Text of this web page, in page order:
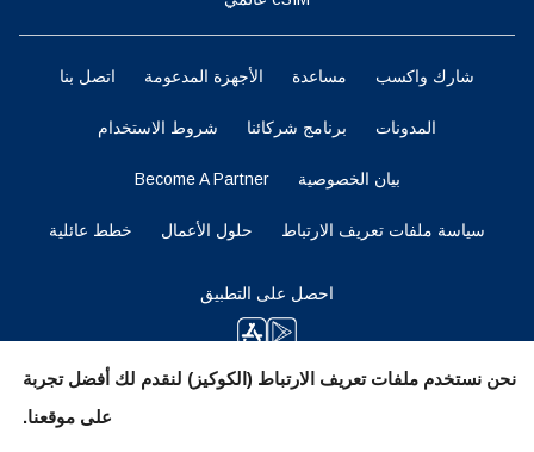
شارك واكسب مساعدة الأجهزة المدعومة اتصل بنا
المدونات برنامج شركائنا شروط الاستخدام
بيان الخصوصية Become A Partner
سياسة ملفات تعريف الارتباط حلول الأعمال خطط عائلية
احصل على التطبيق
نحن نستخدم ملفات تعريف الارتباط (الكوكيز) لنقدم لك أفضل تجربة
على موقعنا.